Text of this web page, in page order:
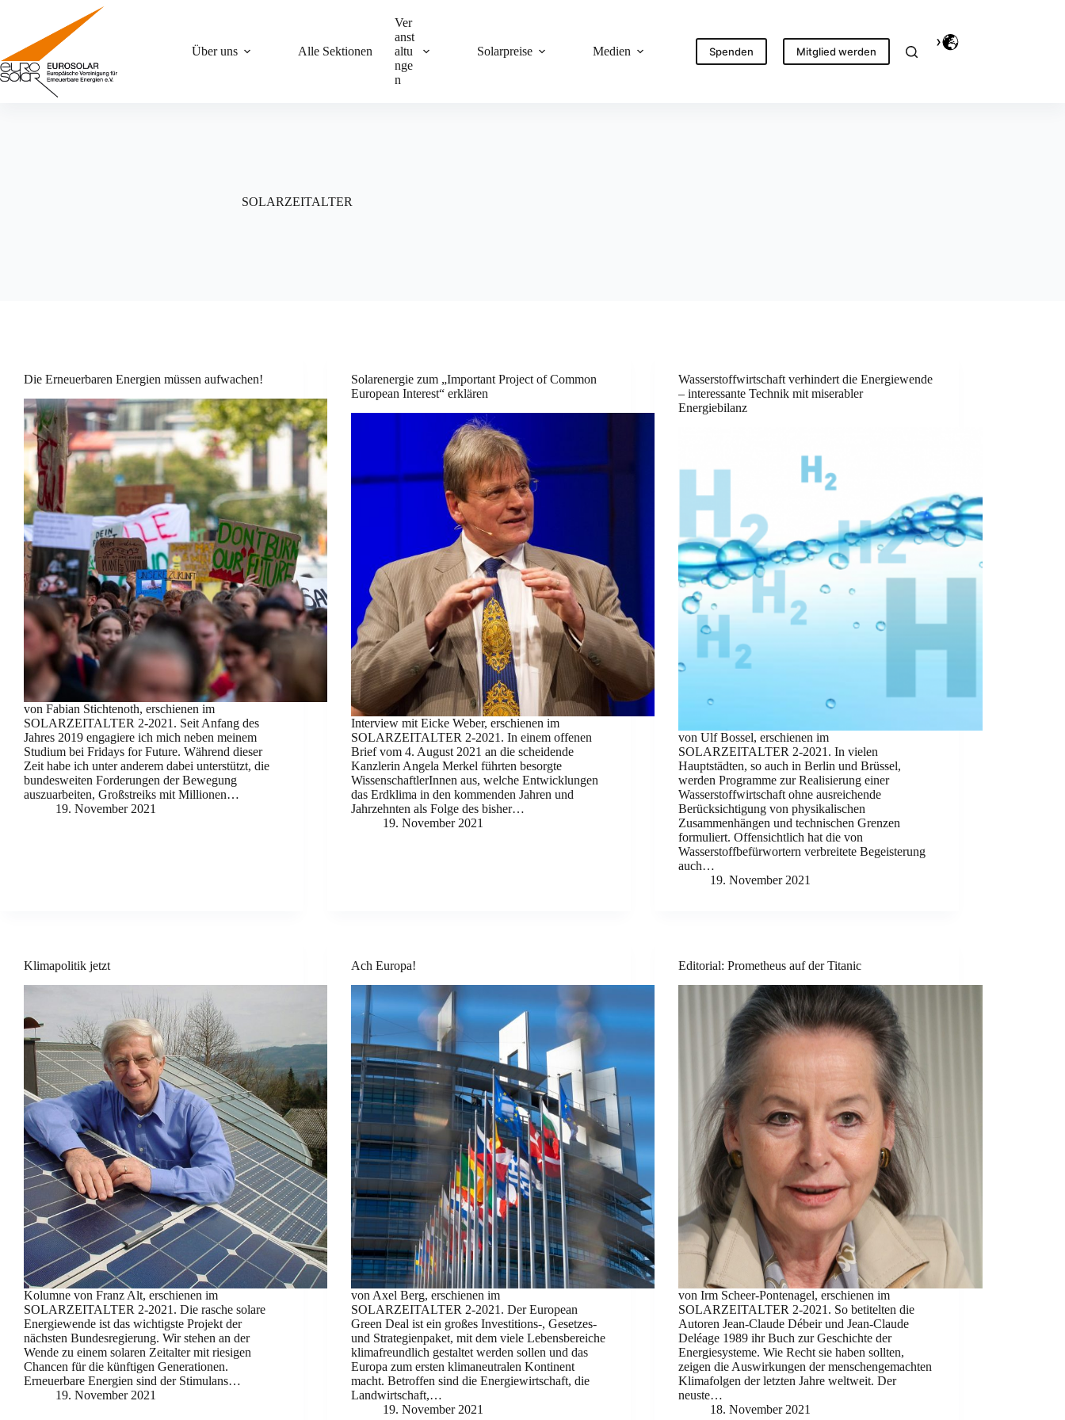
Über uns
Alle Sektionen
Ver
anst
altu
nge
n
Solarpreise Medien Spenden Mitglied werden
SOLARZEITALTER
Die Erneuerbaren Energien müssen aufwachen!
von Fabian Stichtenoth, erschienen im
SOLARZEITALTER 2-2021. Seit Anfang des
Jahres 2019 engagiere ich mich neben meinem
Studium bei Fridays for Future. Während dieser
Zeit habe ich unter anderem dabei unterstützt, die
bundesweiten Forderungen der Bewegung
auszuarbeiten, Großstreiks mit Millionen…
19. November 2021
Solarenergie zum „Important Project of Common
European Interest“ erklären
Interview mit Eicke Weber, erschienen im
SOLARZEITALTER 2-2021. In einem offenen
Brief vom 4. August 2021 an die scheidende
Kanzlerin Angela Merkel führten besorgte
WissenschaftlerInnen aus, welche Entwicklungen
das Erdklima in den kommenden Jahren und
Jahrzehnten als Folge des bisher…
19. November 2021
Wasserstoffwirtschaft verhindert die Energiewende
– interessante Technik mit miserabler
Energiebilanz
von Ulf Bossel, erschienen im
SOLARZEITALTER 2-2021. In vielen
Hauptstädten, so auch in Berlin und Brüssel,
werden Programme zur Realisierung einer
Wasserstoffwirtschaft ohne ausreichende
Berücksichtigung von physikalischen
Zusammenhängen und technischen Grenzen
formuliert. Offensichtlich hat die von
Wasserstoffbefürwortern verbreitete Begeisterung
auch…
19. November 2021
Klimapolitik jetzt
Kolumne von Franz Alt, erschienen im
SOLARZEITALTER 2-2021. Die rasche solare
Energiewende ist das wichtigste Projekt der
nächsten Bundesregierung. Wir stehen an der
Wende zu einem solaren Zeitalter mit riesigen
Chancen für die künftigen Generationen.
Erneuerbare Energien sind der Stimulans…
19. November 2021
Ach Europa!
von Axel Berg, erschienen im
SOLARZEITALTER 2-2021. Der European
Green Deal ist ein großes Investitions-, Gesetzes-
und Strategienpaket, mit dem viele Lebensbereiche
klimafreundlich gestaltet werden sollen und das
Europa zum ersten klimaneutralen Kontinent
macht. Betroffen sind die Energiewirtschaft, die
Landwirtschaft,…
19. November 2021
Editorial: Prometheus auf der Titanic
von Irm Scheer-Pontenagel, erschienen im
SOLARZEITALTER 2-2021. So betitelten die
Autoren Jean-Claude Débeir und Jean-Claude
Deléage 1989 ihr Buch zur Geschichte der
Energiesysteme. Wie Recht sie haben sollten,
zeigen die Auswirkungen der menschengemachten
Klimafolgen der letzten Jahre weltweit. Der
neuste…
18. November 2021